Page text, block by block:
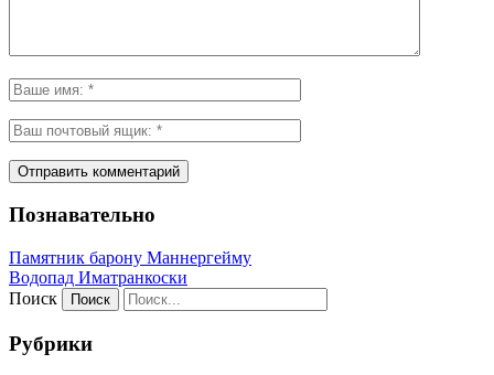
Познавательно
Памятник барону Маннергейму
Водопад Иматранкоски
Поиск
Рубрики